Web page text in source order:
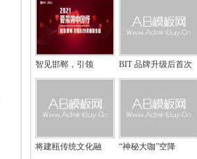
智见邯郸，引领 BIT 品牌升级后首次
将建瓯传统文化融 “神秘大咖”空降